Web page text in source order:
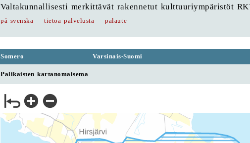
Valtakunnallisesti merkittävät rakennetut kulttuuriympäristöt
på svenska tietoa palvelusta palaute
Somero Varsinais-Suomi
Palikaisten kartanomaisema